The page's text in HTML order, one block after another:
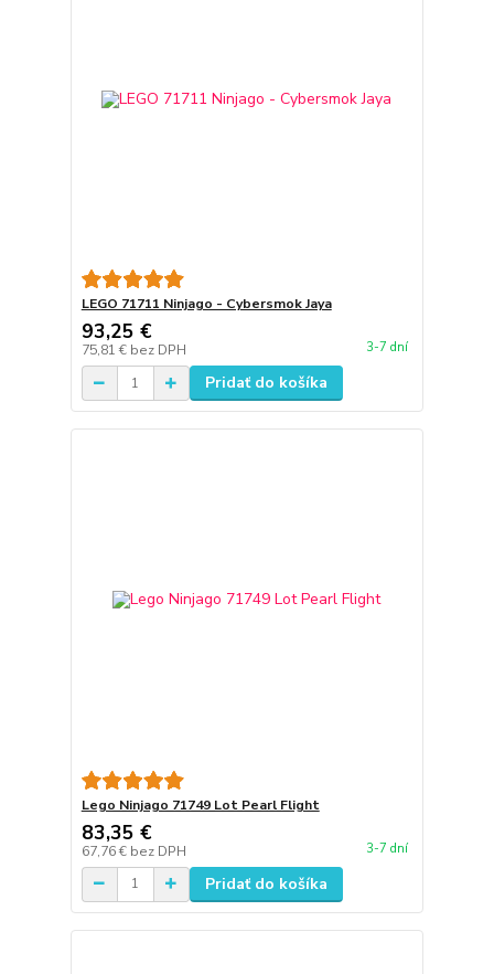
LEGO 71711 Ninjago - Cybersmok Jaya
93,25 €
75,81 € bez DPH 3-7 dní
Pridať do košíka
Lego Ninjago 71749 Lot Pearl Flight
83,35 €
67,76 € bez DPH 3-7 dní
Pridať do košíka